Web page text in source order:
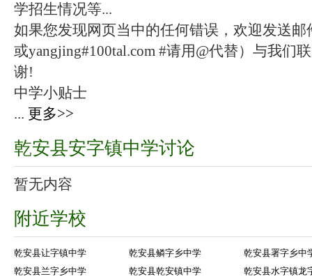
学招生情况等...
如果您发现网页当中的任何错误，欢迎发送邮
或yangjing#100tal.com #请用@代替）与我们
谢!
中学小贴士
... 更多>>
乾安县安字镇中学讨论
暂无内容
附近学校
乾安县让字镇中学 乾安县鳞字乡中学
乾安县署字乡中
乾安县兰字乡中学
乾安县乾安镇中学
乾安县水字镇龙